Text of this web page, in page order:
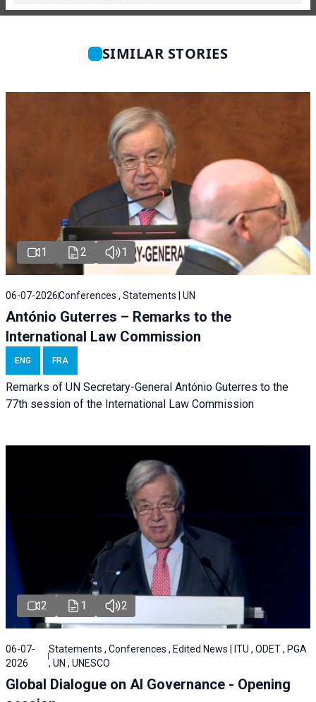
SIMILAR STORIES
1 2 1
06-07-2026Conferences , Statements | UN
António Guterres – Remarks to the
International Law Commission
ENG FRA
Remarks of UN Secretary-General António Guterres to the
77th session of the International Law Commission
2 1 2
06-07-
2026
Statements , Conferences , Edited News | ITU , ODET , PGA
, UN , UNESCO
Global Dialogue on AI Governance - Opening